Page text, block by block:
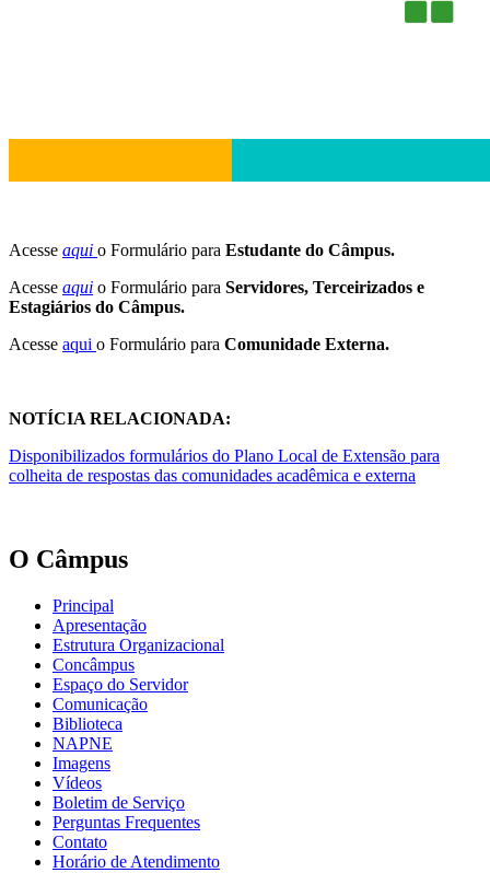
Acesse aqui o Formulário para Estudante do Câmpus.
Acesse aqui o Formulário para Servidores, Terceirizados e
Estagiários do Câmpus.
Acesse aqui o Formulário para Comunidade Externa.
NOTÍCIA RELACIONADA:
Disponibilizados formulários do Plano Local de Extensão para
colheita de respostas das comunidades acadêmica e externa
O Câmpus
Principal
Apresentação
Estrutura Organizacional
Concâmpus
Espaço do Servidor
Comunicação
Biblioteca
NAPNE
Imagens
Vídeos
Boletim de Serviço
Perguntas Frequentes
Contato
Horário de Atendimento